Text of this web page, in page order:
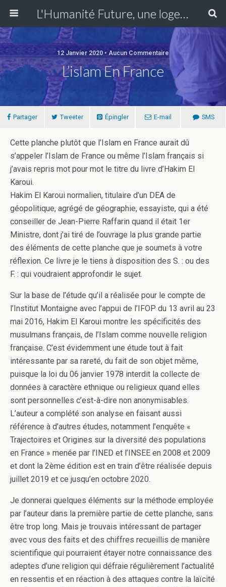
L'Humanité Future, une loge du Grand Orient de France fondée en Essonne en 1907 se réunissant à Paris XIII
12 Janvier 2020 • Aucun Commentaire
L’islam En France
Partager Tweeter Épingler E-mail SMS
Cette planche plutôt que l’Islam en France aurait dû
s’appeler l’Islam de France ou même l’Islam français si
j’avais repris mot pour mot le titre du livre d’Hakim El
Karoui.
Hakim El Karoui normalien, titulaire d’un DEA de
géopolitique, agrégé de géographie, essayiste, qui a été
conseiller de Jean-Pierre Raffarin quand il était 1er
Ministre, dont j’ai tiré de l’ouvrage la plus grande partie
des éléments de cette planche que je soumets à votre
réflexion. Ce livre je le tiens à disposition des S. : ou des
F. : qui voudraient approfondir le sujet.
Sur la base de l’étude qu’il a réalisée pour le compte de
l’Institut Montaigne avec l’appui de l’IFOP du 13 avril au 23
mai 2016, Hakim El Karoui montre les spécificités des
musulmans français, de l’Islam comme nouvelle religion
française. C’est évidemment une étude tout à fait
intéressante par sa rareté, du fait de son objet même,
puisque la loi du 06 janvier 1978 interdit la collecte de
données à caractère ethnique ou religieux quand elles
sont personnelles c’est-à-dire non anonymisables.
L’auteur a complété son analyse en faisant aussi
référence à d’autres études, notamment l’enquête «
Trajectoires et Origines sur la diversité des populations
en France » menée par l’INED et l’INSEE en 2008 et 2009
et dont la 2ème édition est en train d’être réalisée depuis
juillet 2019 et ce jusqu’en octobre 2020.
Je donnerai quelques éléments sur la méthode employée
par l’auteur dans la première partie de cette planche, sans
être trop long. Mais je trouvais intéressant de partager
avec vous des faits et des chiffres recueillis de manière
scientifique qui pourraient étayer notre connaissance des
adeptes d’une religion qui défraie régulièrement l’actualité
en ressentis et en réaction à des attaques contre la laïcité